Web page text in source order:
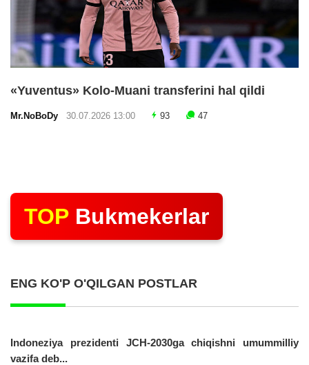
«Yuventus» Kolo-Muani transferini hal qildi
Mr.NoBoDy 30.07.2026 13:00 93 47
TOP Bukmekerlar
ENG KO'P O'QILGAN POSTLAR
Indoneziya prezidenti JCH-2030ga chiqishni umummilliy
vazifa deb...